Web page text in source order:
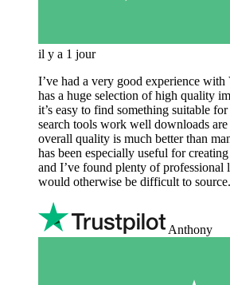
il y a 1 jour
I’ve had a very good experience
has a huge selection of high quality
it’s easy to find something suitable
search tools work well downloads
overall quality is much better than
has been especially useful for
and I’ve found plenty of professional
would otherwise be difficult to source.
Anthony